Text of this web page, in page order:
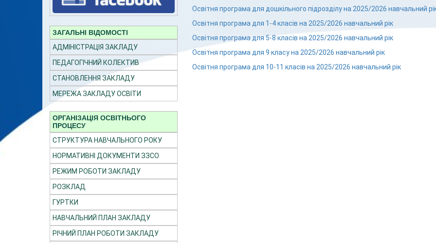
ЗАГАЛЬНІ ВІДОМОСТІ
АДМІНІСТРАЦІЯ ЗАКЛАДУ
ПЕДАГОГІЧНИЙ КОЛЕКТИВ
СТАНОВЛЕННЯ ЗАКЛАДУ
МЕРЕЖА ЗАКЛАДУ ОСВІТИ
ОРГАНІЗАЦІЯ ОСВІТНЬОГО
ПРОЦЕСУ
СТРУКТУРА НАВЧАЛЬНОГО РОКУ
НОРМАТИВНІ ДОКУМЕНТИ ЗЗСО
РЕЖИМ РОБОТИ ЗАКЛАДУ
РОЗКЛАД
ГУРТКИ
НАВЧАЛЬНИЙ ПЛАН ЗАКЛАДУ
РІЧНИЙ ПЛАН РОБОТИ ЗАКЛАДУ
Освітня програма для дошкільного підрозділу на 2025/2026 навчальний
Освітня програма для 1-4 класів на 2025/2026 навчальний рік
Освітня програма для 5-8 класів на 2025/2026 навчальний рік
Освітня програма для 9 класу на 2025/2026 навчальний рік
Освітня програма для 10-11 класів на 2025/2026 навчальний рік